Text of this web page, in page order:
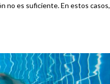
no es suficiente. En estos casos,